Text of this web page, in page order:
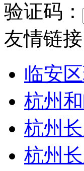
验证码：
友情链接
临安
杭州
杭州
杭州